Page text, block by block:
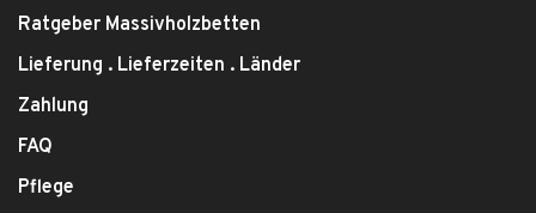
Ratgeber Massivholzbetten
Lieferung . Lieferzeiten . Länder
Zahlung
FAQ
Pflege